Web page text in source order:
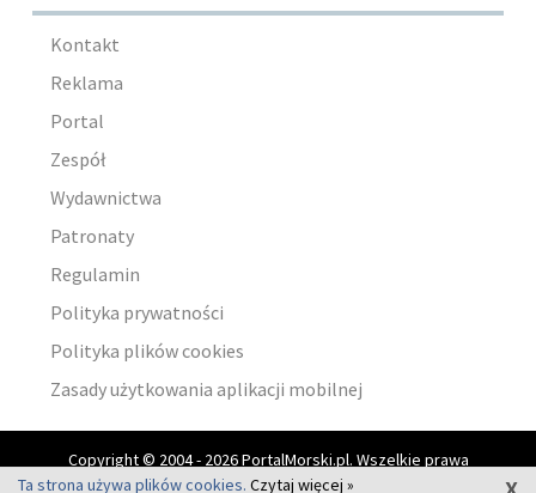
Kontakt
Reklama
Portal
Zespół
Wydawnictwa
Patronaty
Regulamin
Polityka prywatności
Polityka plików cookies
Zasady użytkowania aplikacji mobilnej
Copyright © 2004 - 2026 PortalMorski.pl. Wszelkie prawa
zastrzeżone.
Ta strona używa plików cookies. Czytaj więcej »